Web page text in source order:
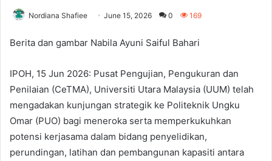
Nordiana Shafiee June 15, 2026 0 169
Berita dan gambar Nabila Ayuni Saiful Bahari
IPOH, 15 Jun 2026: Pusat Pengujian, Pengukuran dan
Penilaian (CeTMA), Universiti Utara Malaysia (UUM) telah
mengadakan kunjungan strategik ke Politeknik Ungku
Omar (PUO) bagi meneroka serta memperkukuhkan
potensi kerjasama dalam bidang penyelidikan,
perundingan, latihan dan pembangunan kapasiti antara